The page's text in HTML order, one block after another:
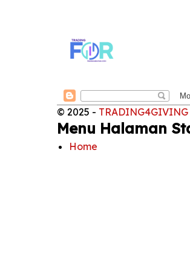
© 2025 -
Menu Halaman
Home